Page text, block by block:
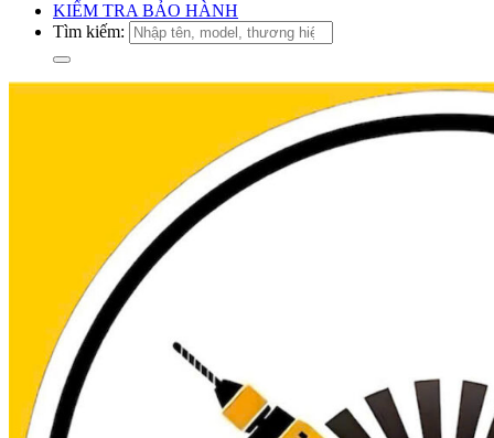
KIỂM TRA BẢO HÀNH
Tìm kiếm: